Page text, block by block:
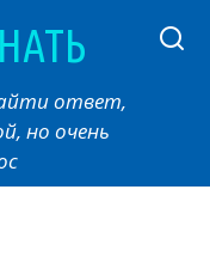
ответ,
но очень